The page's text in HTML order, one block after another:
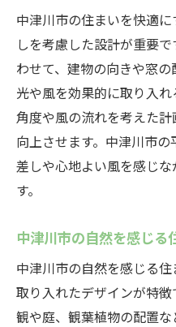
中津川市の住まいを快適
しを考慮した設計が重要
わせて、建物の向きや窓
光や風を効果的に取り入
角度や風の流れを考えた
向上させます。中津川市
差しや心地よい風を感じ
す。
中津川市の自然を感じる
中津川市の自然を感じる
取り入れたデザインが特
観や庭、観葉植物の配置